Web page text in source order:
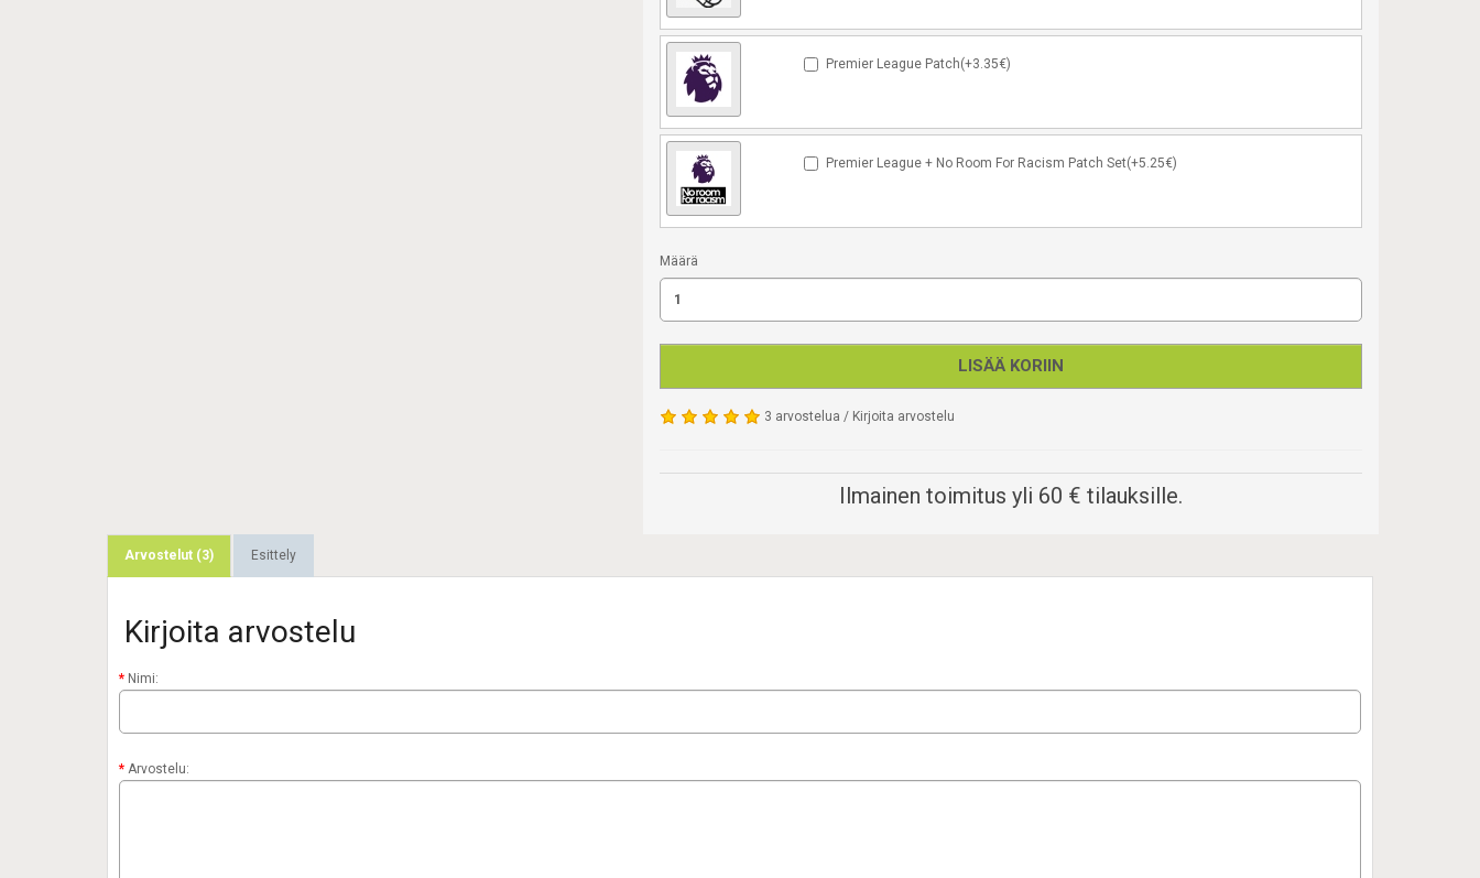
Premier League Patch(+3.35€)
Premier League + No Room For Racism Patch Set(+5.25€)
Määrä
LISÄÄ KORIIN
3 arvostelua / Kirjoita arvostelu
Ilmainen toimitus yli 60 € tilauksille.
Arvostelut (3) Esittely
Kirjoita arvostelu
Nimi:
Arvostelu: